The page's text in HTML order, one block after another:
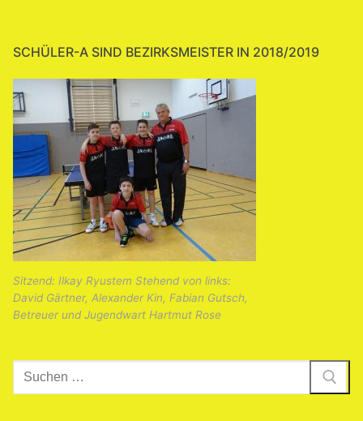
SCHÜLER-A SIND BEZIRKSMEISTER IN 2018/2019
Sitzend: Ilkay Ryustem Stehend von links:
David Gärtner, Alexander Kin, Fabian Gutsch,
Betreuer und Jugendwart Hartmut Rose
Suchen
nach: